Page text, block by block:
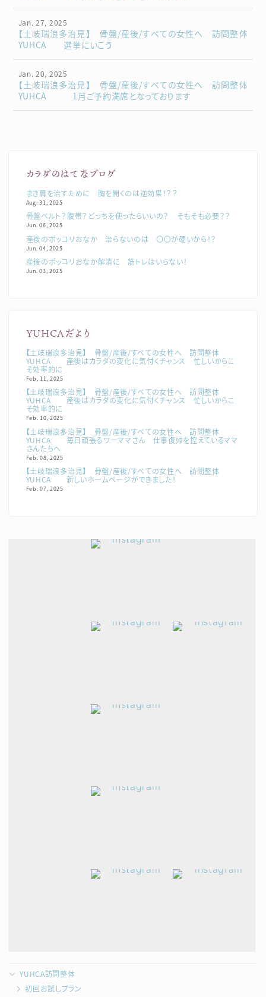
Jan. 27, 2025
【土岐瑞浪多治見】 骨盤/産後/すべての女性へ 訪問整体
YUHCA 選挙にいこう
Jan. 20, 2025
【土岐瑞浪多治見】 骨盤/産後/すべての女性へ 訪問整体
YUHCA 1月ご予約満席となっております
カラダのはてなブログ
まき肩を治すために 胸を開くのは逆効果！？？
Aug. 31, 2025
骨盤ベルト？腹帯？どっちを使ったらいいの？ そもそも必要？？
Jun. 06, 2025
産後のポッコリおなか 治らないのは 〇〇が硬いから！？
Jun. 04, 2025
産後のポッコリおなか解消に 筋トレはいらない！
Jun. 03, 2025
YUHCAだより
【土岐瑞浪多治見】 骨盤/産後/すべての女性へ 訪問整体
YUHCA 産後はカラダの変化に気付くチャンス 忙しいからこ
そ効率的に
Feb. 11, 2025
【土岐瑞浪多治見】 骨盤/産後/すべての女性へ 訪問整体
YUHCA 産後はカラダの変化に気付くチャンス 忙しいからこ
そ効率的に
Feb. 10, 2025
【土岐瑞浪多治見】 骨盤/産後/すべての女性へ 訪問整体
YUHCA 毎日頑張るワーママさん 仕事復帰を控えているママ
さんたちへ
Feb. 08, 2025
【土岐瑞浪多治見】 骨盤/産後/すべての女性へ 訪問整体
YUHCA 新しいホームページができました！
Feb. 07, 2025
YUHCA訪問整体
初回お試しプラン